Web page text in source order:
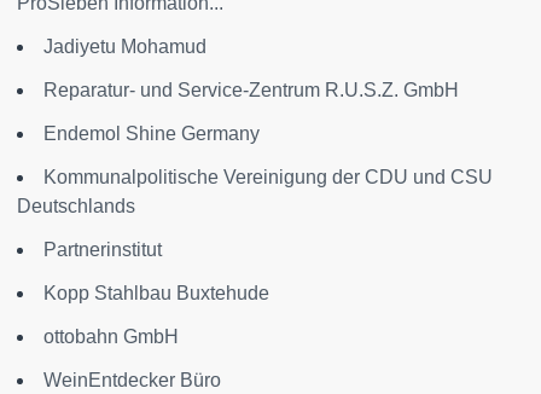
Jadiyetu Mohamud
Reparatur- und Service-Zentrum R.U.S.Z. GmbH
Endemol Shine Germany
Kommunalpolitische Vereinigung der CDU und CSU
Deutschlands
Partnerinstitut
Kopp Stahlbau Buxtehude
ottobahn GmbH
WeinEntdecker Büro